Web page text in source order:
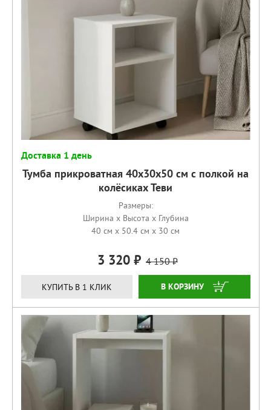
Доставка 1 день
Тумба прикроватная 40х30х50 см с полкой на
колёсиках Теви
Размеры:
Ширина x Высота x Глубина
40 см x 50.4 см x 30 см
3 320 4 150
КУПИТЬ В 1 КЛИК КУПИТЬ